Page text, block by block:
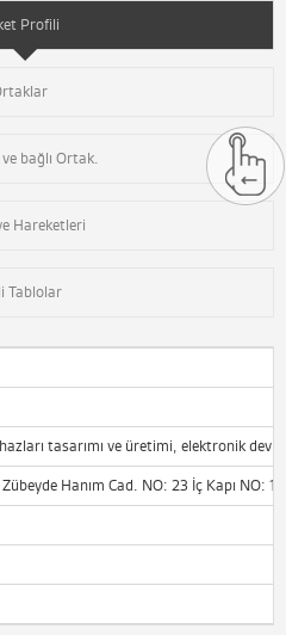
Profili
bağlı Ortak.
Hareketleri
Tablolar
tasarımı ve üretimi, elektronik
Hanım Cad. NO: 23 İç Kapı NO: